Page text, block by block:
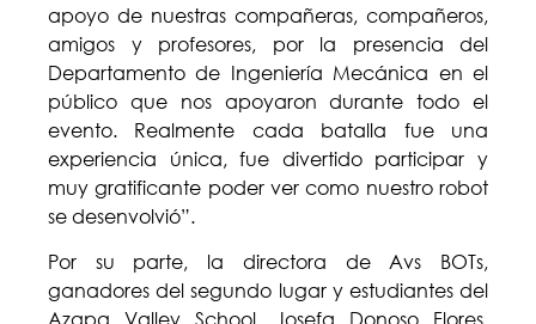
apoyo de nuestras compañeras, compañeros,
amigos y profesores, por la presencia del
Departamento de Ingeniería Mecánica en el
público que nos apoyaron durante todo el
evento. Realmente cada batalla fue una
experiencia única, fue divertido participar y
muy gratificante poder ver como nuestro robot
se desenvolvió”.
Por su parte, la directora de Avs BOTs,
ganadores del segundo lugar y estudiantes del